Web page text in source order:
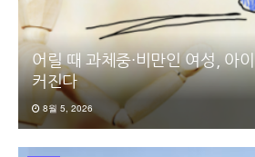
어릴 때 과체중·비만인 여성, 아
커진다
8월 5, 2026